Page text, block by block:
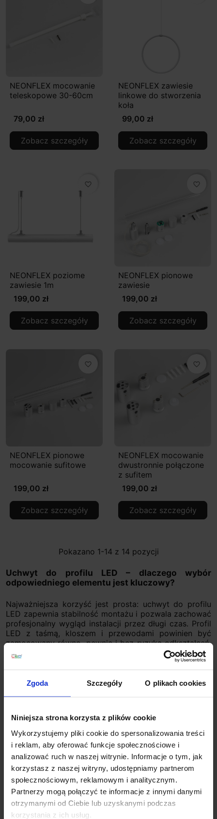
Zgoda Szczegóły O plikach cookies
Niniejsza strona korzysta z plików cookie
Wykorzystujemy pliki cookie do spersonalizowania treści
i reklam, aby oferować funkcje społecznościowe i
analizować ruch w naszej witrynie. Informacje o tym, jak
korzystasz z naszej witryny, udostępniamy partnerom
społecznościowym, reklamowym i analitycznym.
Partnerzy mogą połączyć te informacje z innymi danymi
otrzymanymi od Ciebie lub uzyskanymi podczas
korzystania z ich usług.
NEONFLEX mocowanie
teleskopowe 30-60cm
79,00 zł
Zobacz szczegóły
NEONFLEX zawiesie
linkowe do stworzenia
koła
99,00 zł
Zobacz szczegóły
favorite_border
NEONFLEX poziome
zawiesie 1m
199,00 zł
Zobacz szczegóły
favorite_border
NEONFLEX pionowe
zawiesie
199,00 zł
Zobacz szczegóły
favorite_border
NEONFLEX pionowe
mocowanie sufitowe
199,00 zł
Zobacz szczegóły
favorite_border
NEONFLEX mocowanie
dwustronnie połączone
z sufitem
199,00 zł
Zobacz szczegóły
Pokazano 1-14 z 14 pozycji
Uchwyt do profilu LED – dlaczego wybór
odpowiedniego elementu jest kluczowy?
Najważniejsza korzyść jest prosta: uchwyt do profilu
LED zapewnia stabilność montażu i pozwala zachować
profesjonalny wygląd instalacji przez długi czas. Profil
LED z taśmą, kloszem i przewodami powinien być
zamocowany równo, pewnie i bez ryzyka odkształceń.
Same kleje lub przypadkowe wkręty nie zawsze dają
taki efekt, szczególnie przy dłuższych odcinkach,
montażu pod szafkami albo w miejscach narażonych
na drgania.
Mocowniki pełnią funkcję techniczną i estetyczną.
światła i ułatwiają późniejszy demontaż profilu, na
przykład przy wymianie taśmy LED, czyszczeniu klosza
lub modernizacji instalacji. W wielu projektach uchwyt
do LED pozwala zamontować profil bez ingerowania w
jego widoczną część, dzięki czemu całość wygląda
czysto i minimalistycznie.
Warto pamiętać, że profil aluminiowy współpracuje z
taśmą LED także jako element odprowadzający ciepło.
Jeżeli mocowanie listwy LED jest niestabilne lub profil
nie przylega prawidłowo do powierzchni, instalacja